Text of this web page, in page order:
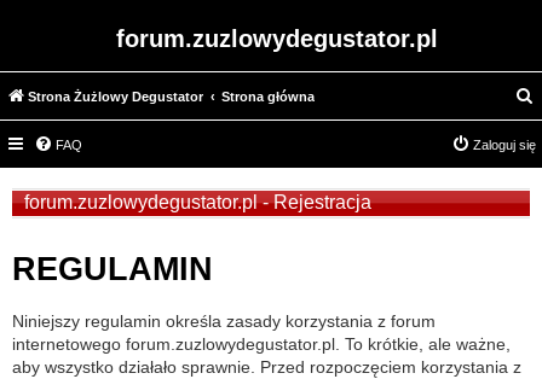
forum.zuzlowydegustator.pl
Strona Żużlowy Degustator Strona główna
z
u
FAQ Zaloguj się
forum.zuzlowydegustator.pl - Rejestracja
REGULAMIN
Niniejszy regulamin określa zasady korzystania z forum
internetowego forum.zuzlowydegustator.pl. To krótkie, ale ważne,
aby wszystko działało sprawnie. Przed rozpoczęciem korzystania z